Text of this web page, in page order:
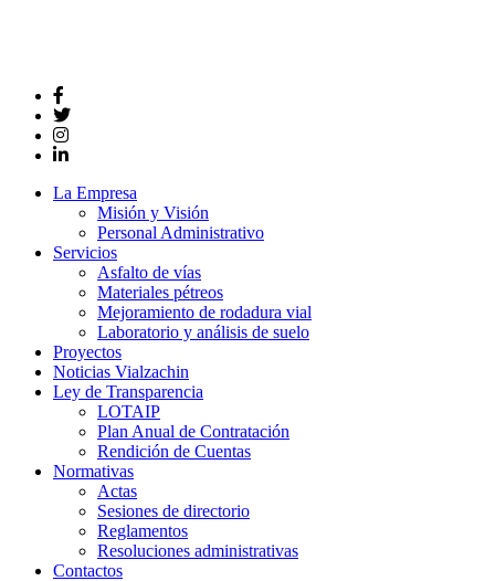
La Empresa
Misión y Visión
Personal Administrativo
Servicios
Asfalto de vías
Materiales pétreos
Mejoramiento de rodadura vial
Laboratorio y análisis de suelo
Proyectos
Noticias Vialzachin
Ley de Transparencia
LOTAIP
Plan Anual de Contratación
Rendición de Cuentas
Normativas
Actas
Sesiones de directorio
Reglamentos
Resoluciones administrativas
Contactos